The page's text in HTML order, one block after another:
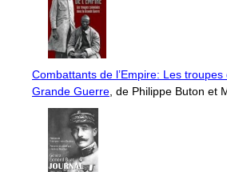
Combattants de l’Empire: Les
Grande Guerre , de Philippe Buton et